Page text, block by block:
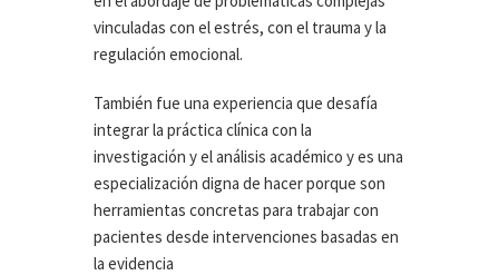
vinculadas con el estrés, con el trauma y la
regulación emocional.
También fue una experiencia que desafía
integrar la práctica clínica con la
investigación y el análisis académico y es una
especialización digna de hacer porque son
herramientas concretas para trabajar con
pacientes desde intervenciones basadas en
la evidencia